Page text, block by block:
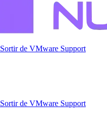
Sortir de VMware Support
Sortir de VMware Support